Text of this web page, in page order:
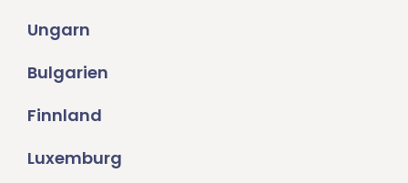
Ungarn
Bulgarien
Finnland
Luxemburg